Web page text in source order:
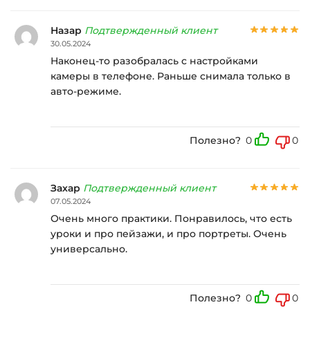
Назар Подтвержденный клиент
30.05.2024
Наконец-то разобралась с настройками
камеры в телефоне. Раньше снимала только в
авто-режиме.
Полезно? 0 0
Захар Подтвержденный клиент
07.05.2024
Очень много практики. Понравилось, что есть
уроки и про пейзажи, и про портреты. Очень
универсально.
Полезно? 0 0